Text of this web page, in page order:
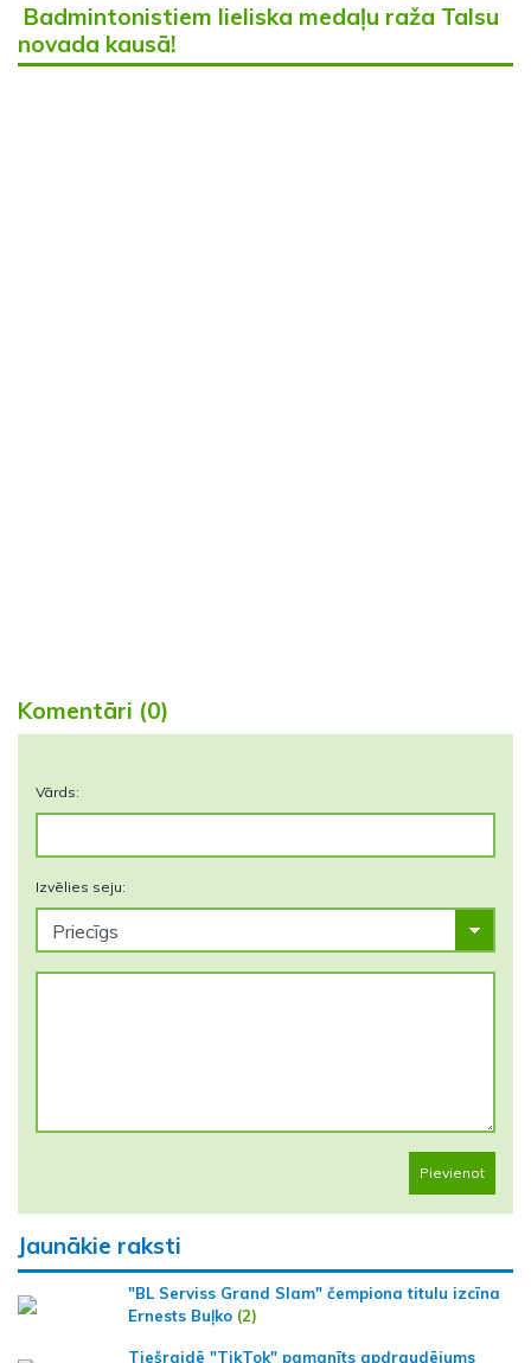
Badmintonistiem lieliska medaļu raža Talsu
novada kausā!
Komentāri (0)
Vārds:
Izvēlies seju:
Pievienot
Jaunākie raksti
"BL Serviss Grand Slam" čempiona titulu izcīna
Ernests Buļko (2)
Tiešraidē "TikTok" pamanīts apdraudējums